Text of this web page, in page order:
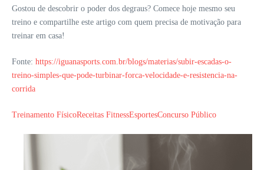
Gostou de descobrir o poder dos degraus? Comece hoje mesmo seu
treino e compartilhe este artigo com quem precisa de motivação para
treinar em casa!
Fonte: https://iguanasports.com.br/blogs/materias/subir-escadas-o-
treino-simples-que-pode-turbinar-forca-velocidade-e-resistencia-na-
corrida
Treinamento FísicoReceitas FitnessEsportesConcurso Público